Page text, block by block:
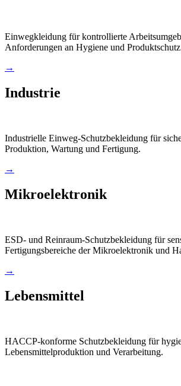
Einwegkleidung für kontrollierte
Anforderungen an Hygiene und
→
Industrie
Industrielle Einweg-Schutzbekleidung für
Produktion, Wartung und Fertigung.
→
Mikroelektronik
ESD- und Reinraum-Schutzbekleidung für
Fertigungsbereiche der Mikroelektronik und
→
Lebensmittel
HACCP-konforme Schutzbekleidung für
Lebensmittelproduktion und Verarbeitung.